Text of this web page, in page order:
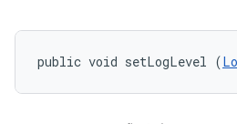
public void setLogLevel (